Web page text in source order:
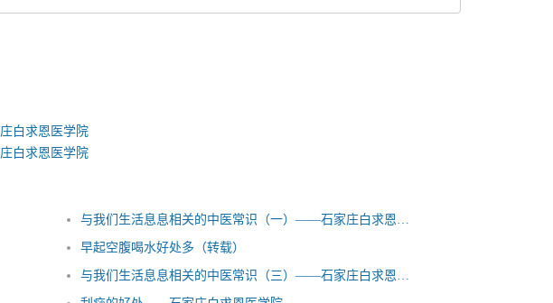
白求恩医学院
白求恩医学院
早起空腹喝水好处多（转载）